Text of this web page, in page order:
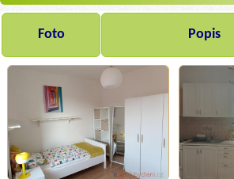
Foto Popis